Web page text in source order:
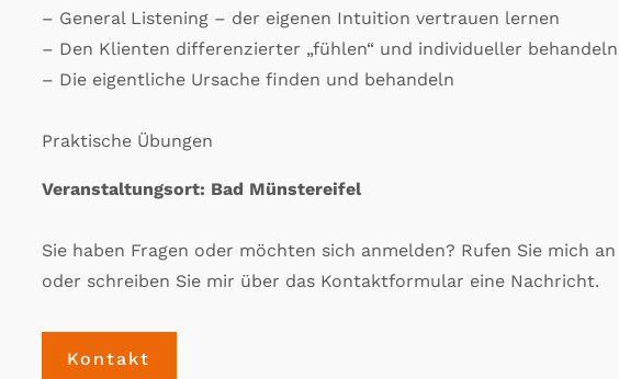
– General Listening – der eigenen Intuition vertrauen lernen
– Den Klienten differenzierter „fühlen“ und individueller behandeln
– Die eigentliche Ursache finden und behandeln
Praktische Übungen
Veranstaltungsort: Bad Münstereifel
Sie haben Fragen oder möchten sich anmelden? Rufen Sie mich an
oder schreiben Sie mir über das Kontaktformular eine Nachricht.
Kontakt